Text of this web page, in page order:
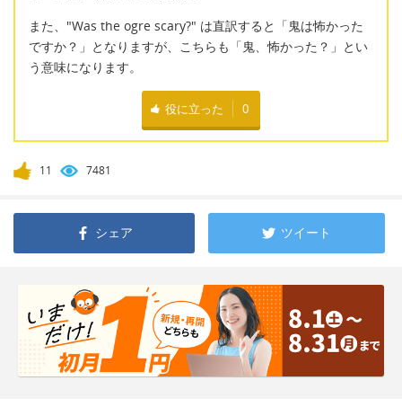
また、"Was the ogre scary?" は直訳すると「鬼は怖かった
ですか？」となりますが、こちらも「鬼、怖かった？」とい
う意味になります。
役に立った 0
11 7481
シェア ツイート